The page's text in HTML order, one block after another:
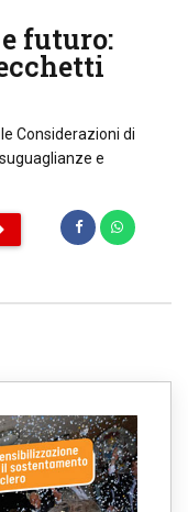
futuro:
Considerazioni di
e